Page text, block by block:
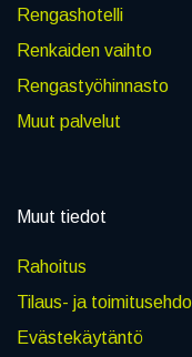
Rengashotelli
Renkaiden vaihto
Rengastyöhinnasto
Muut palvelut
Muut tiedot
Rahoitus
Tilaus- ja
Evästekäytäntö